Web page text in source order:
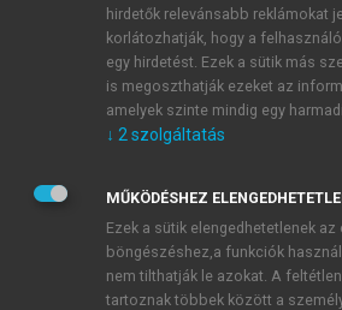
JELSZÓ ÚJRA
Kérek értesítést a MeRSZ
Kérek értesítést az Akadémiai Kiadó
Adatkezelési tájékoztatóban
veszem és elfogadom.
Általános vásárlási feltételeket,
mersz.huoldalak
tudomásul veszem és elfogadom.
hirdetők relevánsabb reklámokat
korlátozhatják, hogy a
egy hirdetést. Ezek a sütik más
is megoszthatják ezeket az
amelyek szinte mindig egy
↓ 2 szolgáltatás
MŰKÖDÉSHEZ
Ezek a sütik elengedhetetlenek
böngészéshez,a funkciók
nem tilthatják le azokat. A
tartoznak többek között a